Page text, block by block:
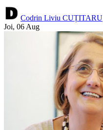
Codrin Liviu CUȚITARU
Joi, 06 Aug